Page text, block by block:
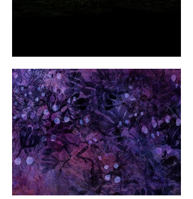
tous, initié.es ou non, et
quelque soit l’âge.
Aujourd’hui, salles, orchestres,
musiciennes et musiciens, se
questionnent sur la façon
d’attirer un public toujours plus
large et de déconstruire une
représentation très élitiste que
l’on peut avoir du milieu de la
musique classique. Ces acteurs
et actrices proposent de plus
en plus de nouvelles formes de
concerts (jeune public, concerts
illustrés en live, concerts
commentés, concerts du matin,